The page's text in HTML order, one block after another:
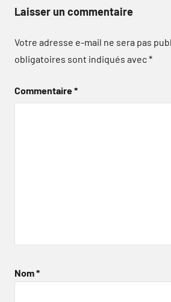
Laisser un commentaire
Votre adresse e-mail ne sera pas
obligatoires sont indiqués avec*
Commentaire*
Nom*